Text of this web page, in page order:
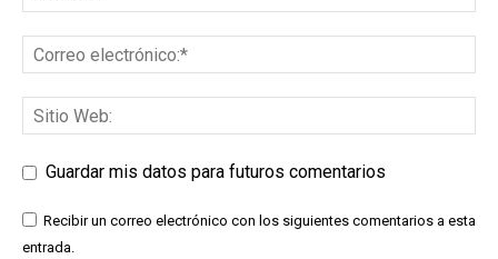
Guardar mis datos para futuros comentarios
Recibir un correo electrónico con los siguientes comentarios a esta
entrada.